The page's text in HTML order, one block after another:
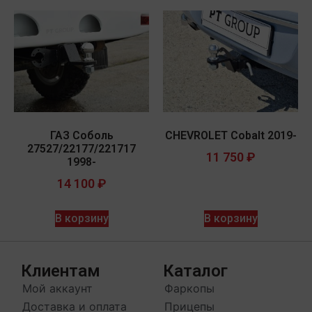
ГАЗ Соболь
27527/22177/221717
1998-
14 100 ₽
В корзину
CHEVROLET Cobalt 2019-
11 750 ₽
В корзину
Клиентам
Мой аккаунт
Доставка и оплата
Каталог
Фаркопы
Прицепы